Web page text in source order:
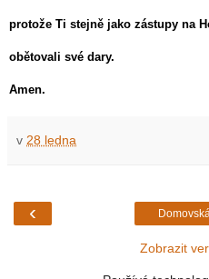
protože Ti stejně jako zástupy na
obětovali své dary.
Amen.
v 28 ledna
‹
Zobrazit